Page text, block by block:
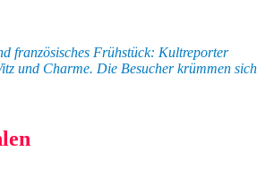
französisches Frühstück: Kultreporter
und Charme. Die Besucher krümmen sich